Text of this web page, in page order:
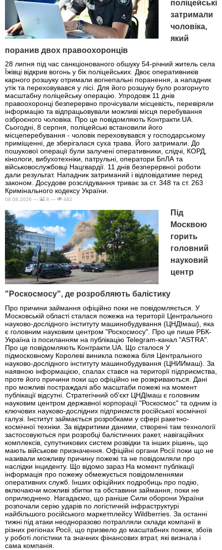
поліцейські
затримали
чоловіка,
який
поранив двох правоохоронців
28 липня під час санкціонованого обшуку 54-річний житель села
Їжівці відкрив вогонь у бік поліцейських. Двоє оперативників
карного розшуку отримали вогнепальні поранення, а нападник
утік та переховувався у лісі. Для його розшуку було розгорнуто
масштабну поліцейську операцію. Упродовж 11 днів
правоохоронці безперервно прочісували місцевість, перевіряли
інформацію та відпрацьовували можливі місця перебування
озброєного чоловіка. Про це повідомляють Контракти.UA.
Сьогодні, 8 серпня, поліцейські встановили його
місцеперебування - чоловік переховувався у господарському
приміщенні, де зберігалася суха трава. Його затримали. До
пошукової операції були залучені оперативники, слідчі, КОРД,
кінологи, вибухотехніки, патрульні, оператори БпЛА та
військовослужбовці Нацгвардії. 11 днів безперервної роботи
дали результат. Нападник затриманий і відповідатиме перед
законом. Досудове розслідування триває за ст. 348 та ст. 263
Кримінального кодексу України.
08.08.2026 — 8 — 482
Під
Москвою
горить
головний
науковий
центр
"Роскосмосу", де розробляють балістику
Про причини займання офіційно поки не повідомляється. У
Московській області сталася пожежа на території Центрального
науково-дослідного інституту машинобудування (ЦНДІмаш), яка
є головним науковим центром "Роскосмосу". Про це пише РБК-
Україна із посиланням на публікацію Telegram-канал "ASTRA".
Про це повідомляють Контракти.UA. Що сталося У
підмосковному Королеві виникла пожежа біля Центрального
науково-дослідного інституту машинобудування (ЦНИИмаш). За
наявною інформацією, спалах стався на території підприємства,
проте його причини поки що офіційно не розкриваються. Дані
про можливі постраждалі або масштаби пожежі на момент
публікації відсутні. Стратегічний об'єкт ЦНДІмаш є головним
науковим центром державної корпорації "Роскосмос" та одним із
ключових науково-дослідних підприємств російської космічної
галузі. Інститут займається розробками у сфері ракетно-
космічної техніки. За відкритими даними, створені там технології
застосовуються при розробці балістичних ракет, навігаційних
комплексів, супутникових систем розвідки та інших рішень, що
мають військове призначення. Офіційні органи Росії поки що не
називали можливу причину пожежі та не повідомляли про
наслідки інциденту. Що відомо зараз На момент публікації
інформація про пожежу обмежується повідомленнями
оперативних служб. Інших офіційних подробиць про подію,
включаючи можливі збитки та обставини займання, поки не
оприлюднено. Нагадаємо, що раніше Сили оборони України
розпочали серію ударів по логістичній інфраструктурі
найбільшого російського маркетплейсу Wildberries. За останні
тижні під атаки неодноразово потрапляли склади компанії в
різних регіонах Росії, що призвело до масштабних пожеж, збоїв
у роботі логістики та значних фінансових втрат, які визнала і
сама компанія.